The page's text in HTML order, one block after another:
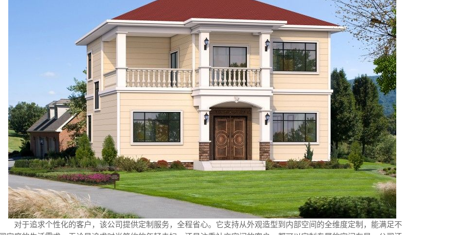
对于追求个性化的客户，该公司提供定制服务，全程省心。它支持从外观造型到内部空间的全维度定制，能满足不